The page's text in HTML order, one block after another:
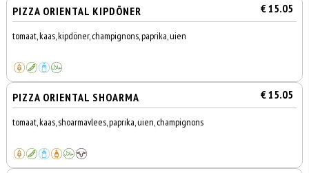
PIZZA ORIENTAL KIPDÖNER € 15.05
tomaat, kaas, kipdöner, champignons, paprika, uien
PIZZA ORIENTAL SHOARMA € 15.05
tomaat, kaas, shoarmavlees, paprika, uien, champignons